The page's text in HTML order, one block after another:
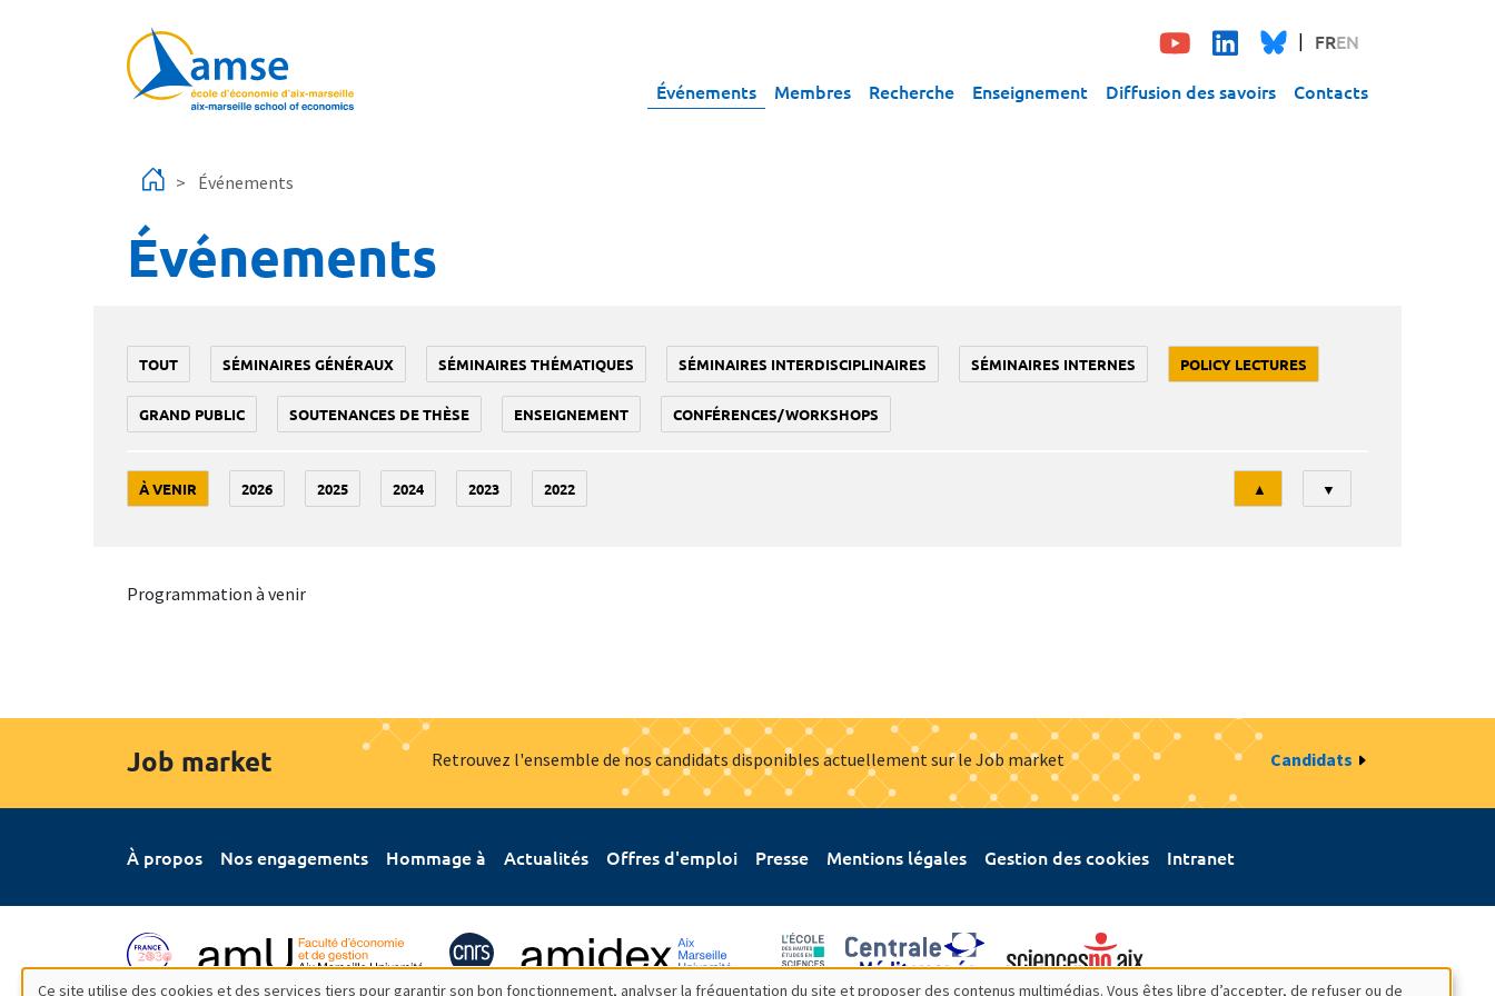
FREN
Événements Membres Recherche Enseignement Diffusion des savoirs Contacts
Événements
Événements
TOUT SÉMINAIRES GÉNÉRAUX SÉMINAIRES THÉMATIQUES SÉMINAIRES INTERDISCIPLINAIRES SÉMINAIRES INTERNES POLICY LECTURES
GRAND PUBLIC SOUTENANCES DE THÈSE ENSEIGNEMENT CONFÉRENCES/WORKSHOPS
À VENIR 2026 2025 2024 2023 2022
Tri
▲ ▼
Programmation à venir
Job market Retrouvez l'ensemble de nos candidats disponibles actuellement sur le Job market Candidats
À propos Nos engagements Hommage à Actualités Offres d'emploi Presse Mentions légales Gestion des cookies Intranet
Ce site utilise des cookies et des services tiers pour garantir son bon fonctionnement, analyser la fréquentation du site et proposer des contenus multimédias. Vous êtes libre d’accepter, de refuser ou de